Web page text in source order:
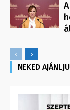
NEKED